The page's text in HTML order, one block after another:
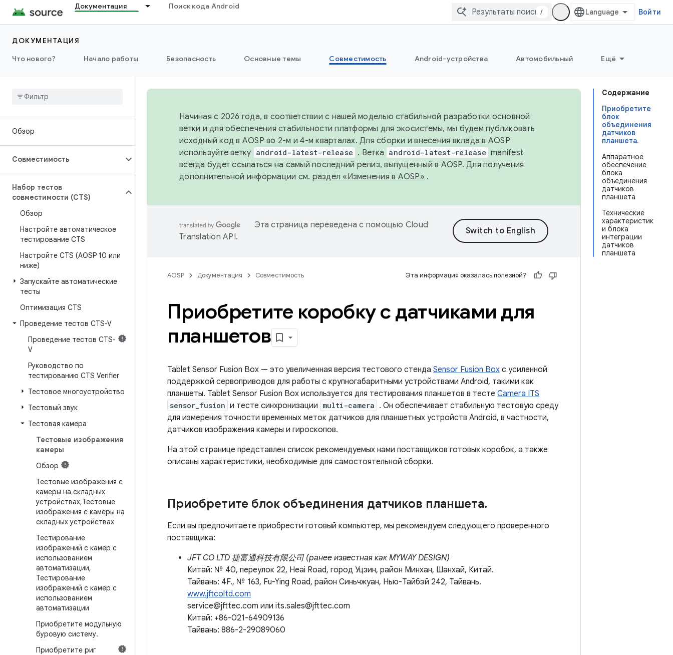
Документация Поиск кода Android
/ Войти
ДОКУМЕНТАЦИЯ
Что нового?
Начало работы Безопасность Основные темы Совместимость Android-устройства Автомобильный Ещё
Обзор
Совместимость
Набор тестов
совместимости (CTS)
Обзор
Настройте автоматическое
тестирование CTS
Настройте CTS (AOSP 10 или
ниже)
Запускайте автоматические
тесты
Оптимизация CTS
Проведение тестов CTS-V
Проведение тестов CTS-
V
Руководство по
тестированию CTS Verifier
Тестовое многоустройство
Тестовый звук
Тестовая камера
Тестовые изображения
камеры
Обзор
Тестовые изображения с
камеры на складных
устройствах,Тестовые
изображения с камеры на
складных устройствах
Тестирование
изображений с камер с
использованием
автоматизации,
Тестирование
изображений с камер с
использованием
автоматизации
Приобретите модульную
буровую систему.
Приобретите риг
Содержание
Приобретите
блок
объединения
датчиков
планшета.
Аппаратное
обеспечение
блока
объединения
датчиков
планшета
Технические
характеристик
и блока
интеграции
датчиков
планшета
Начиная с 2026 года, в соответствии с нашей моделью стабильной разработки основной
ветки и для обеспечения стабильности платформы для экосистемы, мы будем публиковать
исходный код в AOSP во 2-м и 4-м кварталах. Для сборки и внесения вклада в AOSP
используйте ветку android-latest-release . Ветка android-latest-release manifest
всегда будет ссылаться на самый последний релиз, выпущенный в AOSP. Для получения
дополнительной информации см. раздел «Изменения в AOSP» .
Эта страница переведена с помощью Cloud
Translation API.
AOSP Документация Совместимость Эта информация оказалась полезной?
Приобретите коробку с датчиками для
планшетов
Tablet Sensor Fusion Box — это увеличенная версия тестового стенда Sensor Fusion Box с усиленной
поддержкой сервоприводов для работы с крупногабаритными устройствами Android, такими как
планшеты. Tablet Sensor Fusion Box используется для тестирования планшетов в тесте Camera ITS
sensor_fusion и тесте синхронизации multi-camera . Он обеспечивает стабильную тестовую среду
для измерения точности временных меток датчиков для планшетных устройств Android, в частности,
датчиков изображения камеры и гироскопов.
На этой странице представлен список рекомендуемых нами поставщиков готовых коробок, а также
описаны характеристики, необходимые для самостоятельной сборки.
Приобретите блок объединения датчиков планшета.
Если вы предпочитаете приобрести готовый компьютер, мы рекомендуем следующего проверенного
поставщика:
JFT CO LTD 捷富通科技有限公司 (ранее известная как MYWAY DESIGN)
Китай: № 40, переулок 22, Heai Road, город Уцзин, район Минхан, Шанхай, Китай.
Тайвань: 4F., № 163, Fu-Ying Road, район Синьчжуан, Нью-Тайбэй 242, Тайвань.
www.jftcoltd.com
service@jfttec.com или its.sales@jfttec.com
Китай: +86-021-64909136
Тайвань: 886-2-29089060